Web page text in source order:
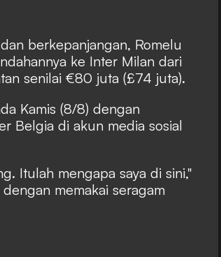
berkepanjangan, Romelu
ke Inter Milan dari
senilai €80 juta (£74 juta).
Kamis (8/8) dengan
Belgia di akun media sosial
Itulah mengapa saya di sini,"
memakai seragam